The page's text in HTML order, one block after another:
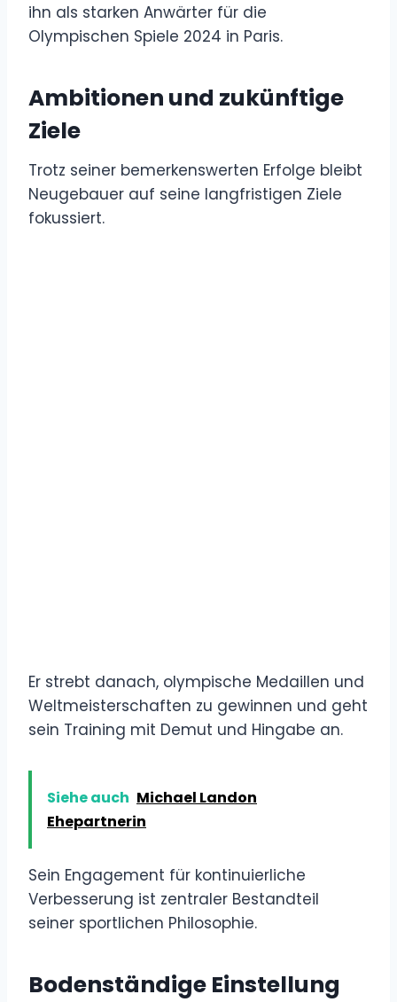
ihn als starken Anwärter für die
Olympischen Spiele 2024 in Paris.
Ambitionen und zukünftige
Ziele
Trotz seiner bemerkenswerten Erfolge bleibt
Neugebauer auf seine langfristigen Ziele
fokussiert.
Er strebt danach, olympische Medaillen und
Weltmeisterschaften zu gewinnen und geht
sein Training mit Demut und Hingabe an.
Siehe auch Michael Landon
Ehepartnerin
Sein Engagement für kontinuierliche
Verbesserung ist zentraler Bestandteil
seiner sportlichen Philosophie.
Bodenständige Einstellung